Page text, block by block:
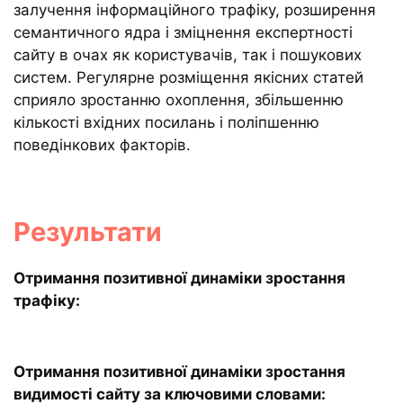
залучення інформаційного трафіку, розширення
семантичного ядра і зміцнення експертності
сайту в очах як користувачів, так і пошукових
систем. Регулярне розміщення якісних статей
сприяло зростанню охоплення, збільшенню
кількості вхідних посилань і поліпшенню
поведінкових факторів.
Результати
Отримання позитивної динаміки зростання
трафіку:
Отримання позитивної динаміки зростання
видимості сайту за ключовими словами: